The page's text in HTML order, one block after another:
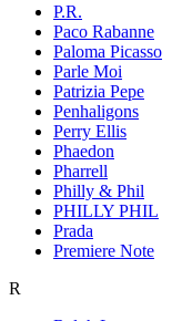
P.R.
Paco Rabanne
Paloma Picasso
Parle Moi
Patrizia Pepe
Penhaligons
Perry Ellis
Phaedon
Pharrell
Philly & Phil
PHILLY PHIL
Prada
Premiere Note
R